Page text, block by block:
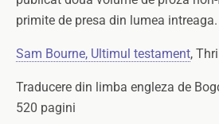
primite de presa din lumea intreaga.
Sam Bourne, Ultimul testament,
Traducere din limba engleza de
520 pagini